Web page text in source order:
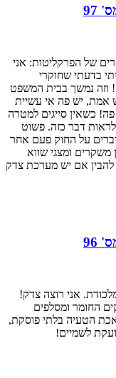
של הפרקליטות: אני
בדעתי שחוקרי
נמשך בבית המשפט
אמת, יש פה אי עשיית
כשאין סייגים למטרה
לראות דבר כזה. פשוט
על החוק פעם אחר
ומצגי שווא
להבין אם יש מערכת צדק
אני רוצה צדק!
החומר ומסלפים
הטעיה בלתי פוסקת,
לשמיים!